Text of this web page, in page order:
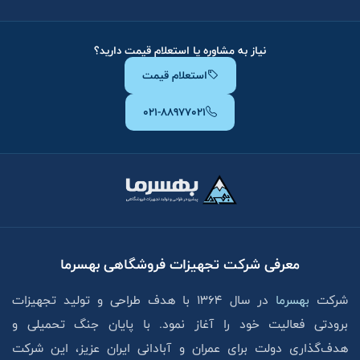
نیاز به مشاوره یا استعلام قیمت دارید؟
استعلام قیمت
۰۲۱-۸۸۹۷۷۰۲۱
معرفی شرکت تجهیزات فروشگاهی بهسرما
شرکت بهسرما
در سال ۱۳۶۴ با هدف طراحی و تولید تجهیزات
برودتی فعالیت خود را آغاز نمود. با پایان جنگ تحمیلی و
هدف‌گذاری دولت برای عمران و آبادانی ایران عزیز، این شرکت